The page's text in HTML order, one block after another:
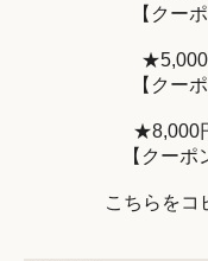
【クー
★5,000
【クー
★8,000
【クーポ
こちらをコ